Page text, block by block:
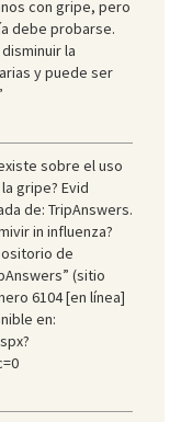
con gripe, pero
debe probarse.
la
y puede ser
sobre el uso
gripe? Evid
de: TripAnswers.
in influenza?
de
(sitio
6104 [en línea]
en: